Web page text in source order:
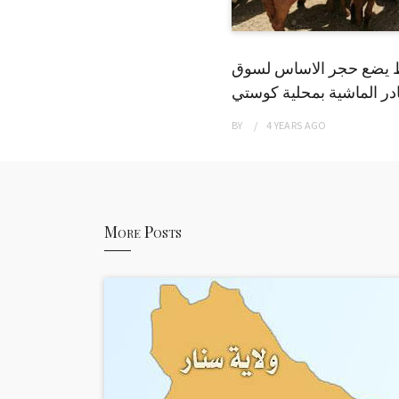
يضع حجر الاساس لسوق
الماشية بمحلية كوستي
BY 4 YEARS AGO
More Posts